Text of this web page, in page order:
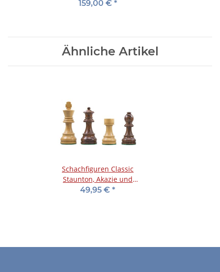
mm
159,00 € *
Ähnliche Artikel
Schachfiguren Classic
Staunton, Akazie und
Buchsbaum, KH 96 mm
49,95 € *